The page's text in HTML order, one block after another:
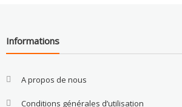
Informations
A propos de nous
Conditions générales d’utilisation